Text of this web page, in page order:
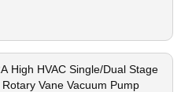
High HVAC Single/Dual Stage
Rotary Vane Vacuum Pump